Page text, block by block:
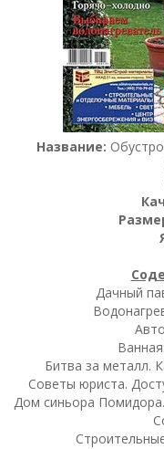
Название:
Дачный
Битва за металл.
Советы юриста.
Дом синьора